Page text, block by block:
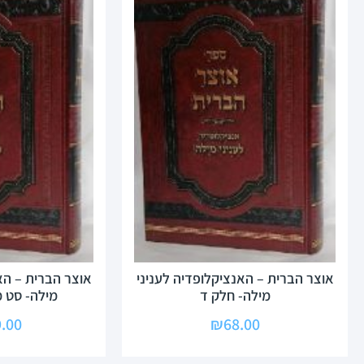
אוצר הברית – האנציקלופדיה לעניני
מילה- חלק ד
₪68.00
אוצר הברית –
מילה- סט